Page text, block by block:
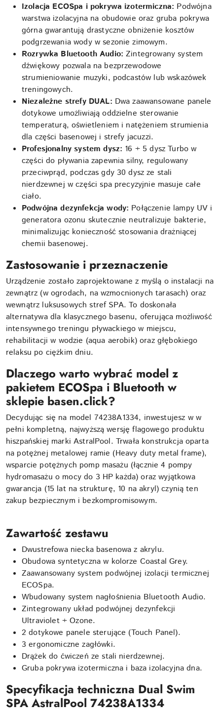
Izolacja ECOSpa i pokrywa izotermiczna: Podwójna
warstwa izolacyjna na obudowie oraz gruba pokrywa
górna gwarantują drastyczne obniżenie kosztów
podgrzewania wody w sezonie zimowym.
Rozrywka Bluetooth Audio: Zintegrowany system
dźwiękowy pozwala na bezprzewodowe
strumieniowanie muzyki, podcastów lub wskazówek
treningowych.
Niezależne strefy DUAL: Dwa zaawansowane panele
dotykowe umożliwiają oddzielne sterowanie
temperaturą, oświetleniem i natężeniem strumienia
dla części basenowej i strefy jacuzzi.
Profesjonalny system dysz: 16 + 5 dysz Turbo w
części do pływania zapewnia silny, regulowany
przeciwprąd, podczas gdy 30 dysz ze stali
nierdzewnej w części spa precyzyjnie masuje całe
ciało.
Podwójna dezynfekcja wody: Połączenie lampy UV i
generatora ozonu skutecznie neutralizuje bakterie,
minimalizując konieczność stosowania drażniącej
chemii basenowej.
Zastosowanie i przeznaczenie
Urządzenie zostało zaprojektowane z myślą o instalacji na
zewnątrz (w ogrodach, na wzmocnionych tarasach) oraz
wewnątrz luksusowych stref SPA. To doskonała
alternatywa dla klasycznego basenu, oferująca możliwość
intensywnego treningu pływackiego w miejscu,
rehabilitacji w wodzie (aqua aerobik) oraz głębokiego
relaksu po ciężkim dniu.
Dlaczego warto wybrać model z
pakietem ECOSpa i Bluetooth w
sklepie basen.click?
Decydując się na model 74238A1334, inwestujesz w w
pełni kompletną, najwyższą wersję flagowego produktu
hiszpańskiej marki AstralPool. Trwała konstrukcja oparta
na potężnej metalowej ramie (Heavy duty metal frame),
wsparcie potężnych pomp masażu (łącznie 4 pompy
hydromasażu o mocy do 3 HP każda) oraz wyjątkowa
gwarancja (15 lat na strukturę, 10 na akryl) czynią ten
zakup bezpiecznym i bezkompromisowym.
Zawartość zestawu
Dwustrefowa niecka basenowa z akrylu.
Obudowa syntetyczna w kolorze Coastal Grey.
Zaawansowany system podwójnej izolacji termicznej
ECOSpa.
Wbudowany system nagłośnienia Bluetooth Audio.
Zintegrowany układ podwójnej dezynfekcji
Ultraviolet + Ozone.
2 dotykowe panele sterujące (Touch Panel).
3 ergonomiczne zagłówki.
Drążek do ćwiczeń ze stali nierdzewnej.
Gruba pokrywa izotermiczna i baza izolacyjna dna.
Specyfikacja techniczna Dual Swim
SPA AstralPool 74238A1334